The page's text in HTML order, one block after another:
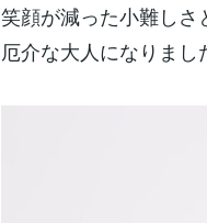
笑顔が減った小難しさ
厄介な大人になりまし